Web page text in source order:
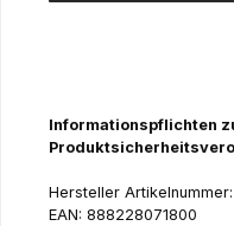
Informationspflichten
Hersteller
EAN: 888228071800